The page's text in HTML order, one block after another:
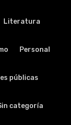
Literatura
Personal
públicas
categoría